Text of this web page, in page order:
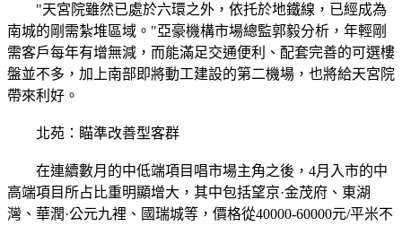
"天宮院雖然已處於六環之外，依托於地鐵線，已經成為
南城的剛需紮堆區域。"亞豪機構市場總監郭毅分析，年輕剛
需客戶每年有增無減，而能滿足交通便利、配套完善的可選樓
盤並不多，加上南部即將動工建設的第二機場，也將給天宮院
帶來利好。
北苑：瞄準改善型客群
在連續數月的中低端項目唱市場主角之後，4月入市的中
高端項目所占比重明顯增大，其中包括望京·金茂府、東湖
灣、華潤·公元九裡、國瑞城等，價格從40000-60000元/平米不